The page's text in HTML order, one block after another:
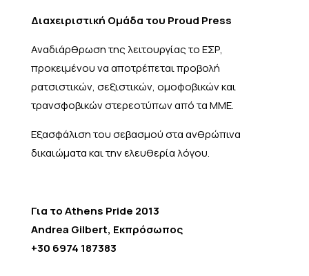
Διαχειριστική Ομάδα του Proud Press
Αναδιάρθρωση της λειτουργίας το ΕΣΡ,
προκειμένου να αποτρέπεται προβολή
ρατσιστικών, σεξιστικών, ομοφοβικών και
τρανσφοβικών στερεοτύπων από τα ΜΜΕ.
Εξασφάλιση του σεβασμού στα ανθρώπινα
δικαιώματα και την ελευθερία λόγου.
Για το Athens Pride 2013
Andrea Gilbert, Εκπρόσωπος
+30 6974 187383